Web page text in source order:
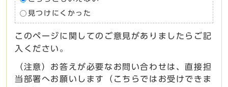
見つけにくかった
このページに関してのご意見がありましたらご記
入ください。
（注意）お答えが必要なお問い合わせは、直接担
当部署へお願いします（こちらではお受けできま